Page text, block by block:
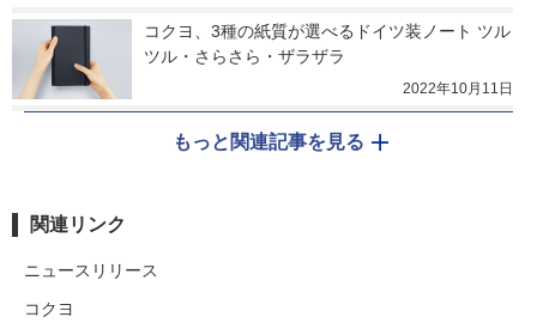
コクヨ、3種の紙質が選べるドイツ装ノート ツル
ツル・さらさら・ザラザラ
2022年10月11日
もっと関連記事を見る
関連リンク
ニュースリリース
コクヨ